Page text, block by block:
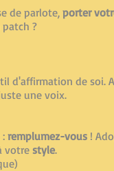
de parlote, porter
?
d'affirmation de soi.
une voix.
remplumez-vous !
votre style.